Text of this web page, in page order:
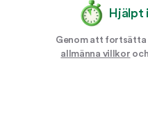
Hjälpt
Genom att fortsätta
allmänna villkor och